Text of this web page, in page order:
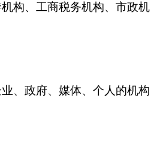
构、工商税务机构、市政机
、政府、媒体、个人的机构